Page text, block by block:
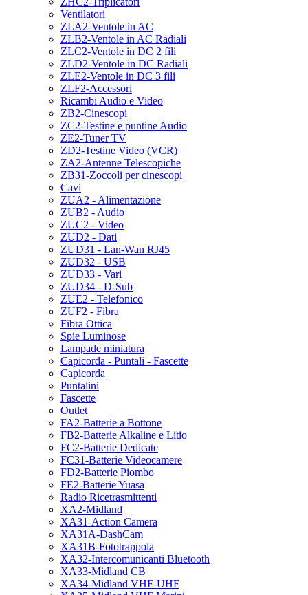
Ventilatori
ZLA2-Ventole in AC
ZLB2-Ventole in AC Radiali
ZLC2-Ventole in DC 2 fili
ZLD2-Ventole in DC Radiali
ZLE2-Ventole in DC 3 fili
ZLF2-Accessori
Ricambi Audio e Video
ZB2-Cinescopi
ZC2-Testine e puntine Audio
ZE2-Tuner TV
ZD2-Testine Video (VCR)
ZA2-Antenne Telescopiche
ZB31-Zoccoli per cinescopi
Cavi
ZUA2 - Alimentazione
ZUB2 - Audio
ZUC2 - Video
ZUD2 - Dati
ZUD31 - Lan-Wan RJ45
ZUD32 - USB
ZUD33 - Vari
ZUD34 - D-Sub
ZUE2 - Telefonico
ZUF2 - Fibra
Fibra Ottica
Spie Luminose
Lampade miniatura
Capicorda - Puntali - Fascette
Capicorda
Puntalini
Fascette
Outlet
FA2-Batterie a Bottone
FB2-Batterie Alkaline e Litio
FC2-Batterie Dedicate
FC31-Batterie Videocamere
FD2-Batterie Piombo
FE2-Batterie Yuasa
Radio Ricetrasmittenti
XA2-Midland
XA31-Action Camera
XA31A-DashCam
XA31B-Fototrappola
XA32-Intercomunicanti Bluetooth
XA33-Midland CB
XA34-Midland VHF-UHF